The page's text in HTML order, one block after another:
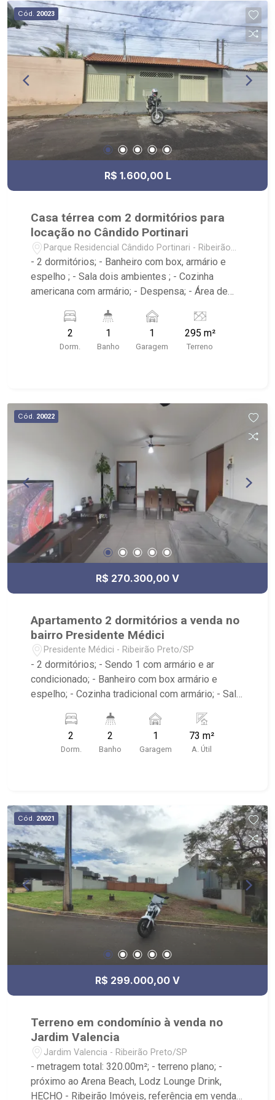
Cód. 20023
R$ 1.600,00 L
Casa térrea com 2 dormitórios para
locação no Cândido Portinari
Parque Residencial Cândido Portinari - Ribeirão
Preto/SP
- 2 dormitórios; - Banheiro com box, armário e
espelho ; - Sala dois ambientes ; - Cozinha
americana com armário; - Despensa; - Área de
Próximo A.P.Minelli de Souza Academia, DN
Panificadora e Mercearia, Alfa Suplementos
2
Dorm.
1
Banho
1
Garagem
295 m²
Terreno
Cód. 20022
R$ 270.300,00 V
Apartamento 2 dormitórios a venda no
bairro Presidente Médici
Presidente Médici - Ribeirão Preto/SP
- 2 dormitórios; - Sendo 1 com armário e ar
condicionado; - Banheiro com box armário e
espelho; - Cozinha tradicional com armário; - Sala
elevador; - Sacada; - Próximo ao jotta burguer,
Panificadora Vó Luzia, 3Fit Ribeirão Preto Luzia,
Telepizza mineiro;
2
Dorm.
2
Banho
1
Garagem
73 m²
A. Útil
Cód. 20021
R$ 299.000,00 V
Terreno em condomínio à venda no
Jardim Valencia
Jardim Valencia - Ribeirão Preto/SP
- metragem total: 320.00m²; - terreno plano; -
próximo ao Arena Beach, Lodz Lounge Drink,
HECHO - Ribeirão Imóveis, referência em venda,